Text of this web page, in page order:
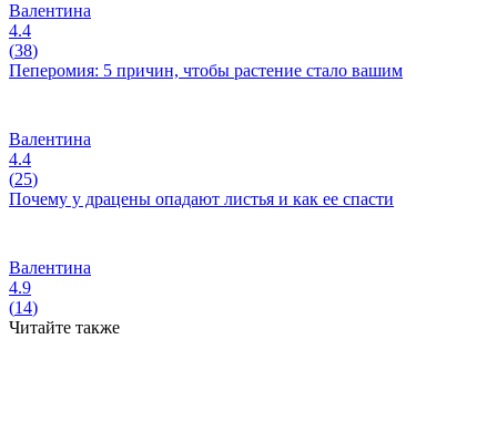
Валентина
4.4
(38)
Пеперомия: 5 причин, чтобы растение стало вашим
Валентина
4.4
(25)
Почему у драцены опадают листья и как ее спасти
Валентина
4.9
(14)
Читайте также